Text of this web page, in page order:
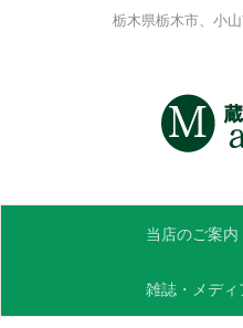
栃木県栃木市、小
当店のご案内
雑誌・メデ